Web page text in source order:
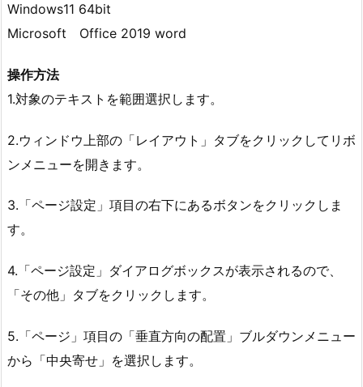
Windows11 64bit
Microsoft Office 2019 word
操作方法
1.対象のテキストを範囲選択します。
2.ウィンドウ上部の「レイアウト」タブをクリックしてリボ
ンメニューを開きます。
3.「ページ設定」項目の右下にあるボタンをクリックしま
す。
4.「ページ設定」ダイアログボックスが表示されるので、
「その他」タブをクリックします。
5.「ページ」項目の「垂直方向の配置」ブルダウンメニュー
から「中央寄せ」を選択します。